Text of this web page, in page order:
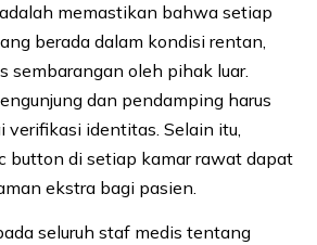
memastikan bahwa setiap
berada dalam kondisi rentan,
sembarangan oleh pihak luar.
dan pendamping harus
verifikasi identitas. Selain itu,
button di setiap kamar rawat dapat
ekstra bagi pasien.
seluruh staf medis tentang